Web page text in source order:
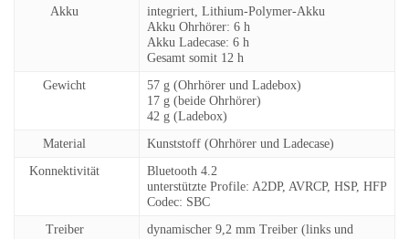
Akku
integriert, Lithium-Polymer-Akku
Akku Ohrhörer: 6 h
Akku Ladecase: 6 h
Gesamt somit 12 h
Gewicht
57 g (Ohrhörer und Ladebox)
17 g (beide Ohrhörer)
42 g (Ladebox)
Material
Kunststoff (Ohrhörer und Ladecase)
Konnektivität
Bluetooth 4.2
unterstützte Profile: A2DP, AVRCP, HSP, HFP
Codec: SBC
Treiber
dynamischer 9,2 mm Treiber (links und